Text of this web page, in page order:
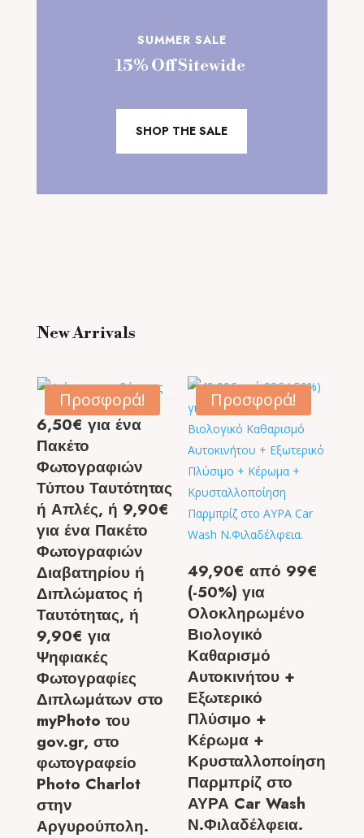
SUMMER SALE
15% Off Sitewide
SHOP THE SALE
New Arrivals
Προσφορά!
6,50€ για ένα
Πακέτο
Φωτογραφιών
Τύπου Ταυτότητας
ή Απλές, ή 9,90€
για ένα Πακέτο
Φωτογραφιών
Διαβατηρίου ή
Διπλώματος ή
Ταυτότητας, ή
9,90€ για
Ψηφιακές
Φωτογραφίες
Διπλωμάτων στο
myPhoto του
gov.gr, στο
φωτογραφείο
Photo Charlot
στην
Αργυρούπολη.
Προσφορά!
49,90€ από 99€
(-50%) για
Ολοκληρωμένο
Βιολογικό
Καθαρισμό
Αυτοκινήτου +
Εξωτερικό
Πλύσιμο +
Κέρωμα +
Κρυσταλλοποίηση
Παρμπρίζ στο
ΑΥΡΑ Car Wash
Ν.Φιλαδέλφεια.